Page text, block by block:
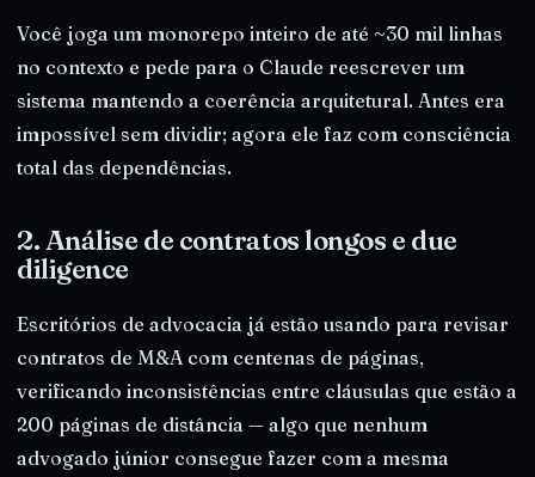
Você joga um monorepo inteiro de até ~30 mil linhas
no contexto e pede para o Claude reescrever um
sistema mantendo a coerência arquitetural. Antes era
impossível sem dividir; agora ele faz com consciência
total das dependências.
2. Análise de contratos longos e due
diligence
Escritórios de advocacia já estão usando para revisar
contratos de M&A com centenas de páginas,
verificando inconsistências entre cláusulas que estão a
200 páginas de distância — algo que nenhum
advogado júnior consegue fazer com a mesma